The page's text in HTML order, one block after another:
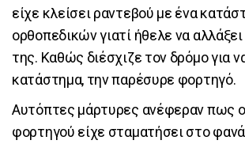
είχε κλείσει ραντεβού με ένα
ορθοπεδικών γιατί ήθελε να
της. Καθώς διέσχιζε τον δρόμο για
κατάστημα, την παρέσυρε φορτηγό.
Αυτόπτες μάρτυρες ανέφεραν πως
φορτηγού είχε σταματήσει στο